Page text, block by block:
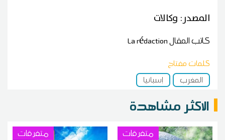
المصدر: وكالات
كاتب المقالLa rédaction
كلمات مفتاح
المغرب
إسبانيا
الاكثر مشاهدة
متفرقات متفرقات